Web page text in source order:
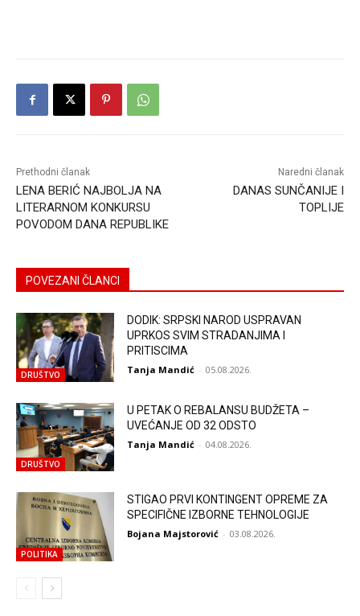
Prethodni članak
LENA BERIĆ NAJBOLJA NA
LITERARNOM KONKURSU
POVODOM DANA REPUBLIKE
Naredni članak
DANAS SUNČANIJE I
TOPLIJE
POVEZANI ČLANCI
DRUŠTVO
DODIK: SRPSKI NAROD USPRAVAN
UPRKOS SVIM STRADANJIMA I
PRITISCIMA
Tanja Mandić - 05.08.2026.
DRUŠTVO
U PETAK O REBALANSU BUDŽETA –
UVEĆANJE OD 32 ODSTO
Tanja Mandić - 04.08.2026.
POLITIKA
STIGAO PRVI KONTINGENT OPREME ZA
SPECIFIČNE IZBORNE TEHNOLOGIJE
Bojana Majstorović - 03.08.2026.